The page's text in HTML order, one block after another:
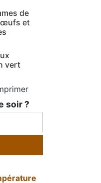
de
œufs et
vert
soir ?